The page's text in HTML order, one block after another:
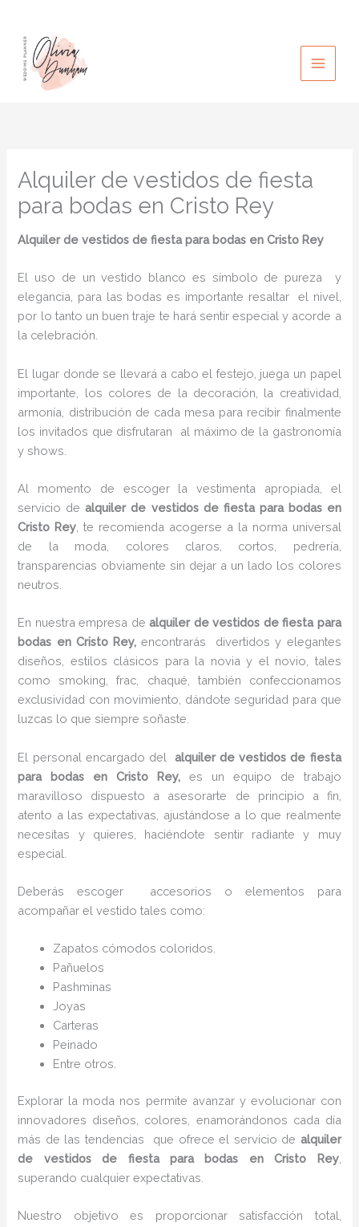
contenido
Alquiler de vestidos de fiesta
para bodas en Cristo Rey
Alquiler de vestidos de fiesta para bodas en Cristo Rey
El uso de un vestido blanco es símbolo de pureza y
elegancia, para las bodas es importante resaltar el nivel,
por lo tanto un buen traje te hará sentir especial y acorde a
la celebración.
El lugar donde se llevará a cabo el festejo, juega un papel
importante, los colores de la decoración, la creatividad,
armonía, distribución de cada mesa para recibir finalmente
los invitados que disfrutaran al máximo de la gastronomía
y shows.
Al momento de escoger la vestimenta apropiada, el
servicio dealquiler de vestidos de fiesta para bodas en
Cristo Rey , te recomienda acogerse a la norma universal
de la moda, colores claros, cortos, pedrería,
transparencias obviamente sin dejar a un lado los colores
neutros.
En nuestra empresa dealquiler de vestidos de fiesta para
bodas en Cristo Rey, encontrarás
divertidos y elegantes
diseños, estilos clásicos para la novia y el novio, tales
como smoking, frac, chaqué, también confeccionamos
exclusividad con movimiento, dándote seguridad para que
luzcas lo que siempre soñaste.
El personal encargado delalquiler de vestidos de fiesta
para bodas en Cristo Rey, es un equipo de trabajo
maravilloso dispuesto a asesorarte de principio a fin,
atento a las expectativas, ajustándose a lo que realmente
necesitas y quieres, haciéndote sentir radiante y muy
especial.
Deberás escoger accesorios o elementos para
acompañar el vestido tales como:
Zapatos cómodos coloridos.
Pañuelos
Pashminas
Joyas
Carteras
Peinado
Entre otros.
Explorar la moda nos permite avanzar y evolucionar con
innovadores diseños, colores, enamorándonos cada día
más de las tendencias que ofrece el servicio de alquiler
de vestidos de fiesta para bodas en Cristo Rey,
superando cualquier expectativas.
Nuestro objetivo es proporcionar satisfacción total,